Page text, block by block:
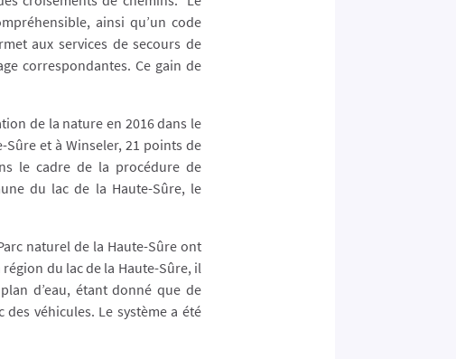
ainsi qu’un code
aux services de secours de
correspondantes. Ce gain de
de la nature en 2016 dans le
et à Winseler, 21 points de
le cadre de la procédure de
du lac de la Haute-Sûre, le
naturel de la Haute-Sûre ont
du lac de la Haute-Sûre, il
d’eau, étant donné que de
véhicules. Le système a été